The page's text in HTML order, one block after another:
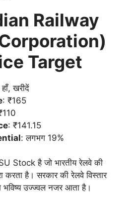
Railway
Target
खरीदें
: ₹165
: ₹141.15
: लगभग 19%
Stock है जो भारतीय रेलवे की
करता है। सरकार की रेलवे विस्तार
उज्ज्वल नजर आता है।